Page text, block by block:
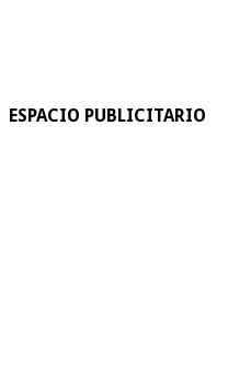
ESPACIO PUBLICITARIO